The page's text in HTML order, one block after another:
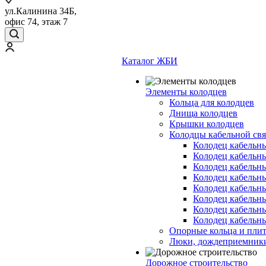
ул.Калинина 34Б,
офис 74, этаж 7
Каталог ЖБИ
Элементы колодцев
Кольца для колодцев
Днища колодцев
Крышки колодцев
Колодцы кабельной
Колодец
Колодец
Колодец
Колодец
Колодец
Колодец
Колодец
Колодец
Опорные кольца и
Люки,
Дорожное строительство